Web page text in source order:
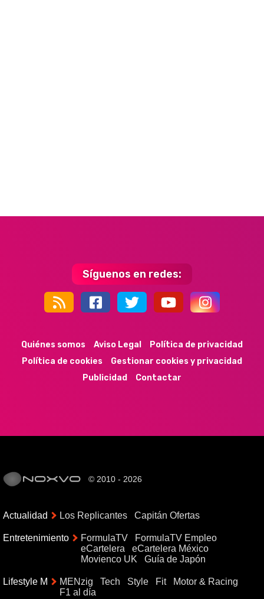
Síguenos en redes:
Quiénes somos Aviso Legal
Política de privacidad
Política de cookies
Gestionar cookies y privacidad
Publicidad
Contactar
© 2010 - 2026
Actualidad Los Replicantes Capitán Ofertas
Entretenimiento FormulaTV
FormulaTV Empleo
eCartelera
eCartelera México
Movienco UK
Guía de Japón
Lifestyle M MENzig Tech Style Fit
Motor & Racing
F1 al día